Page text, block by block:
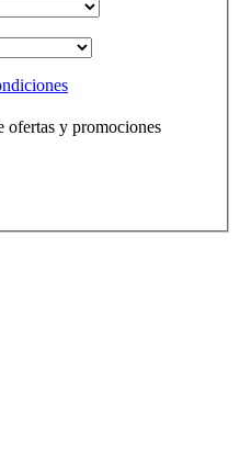
ofertas y promociones